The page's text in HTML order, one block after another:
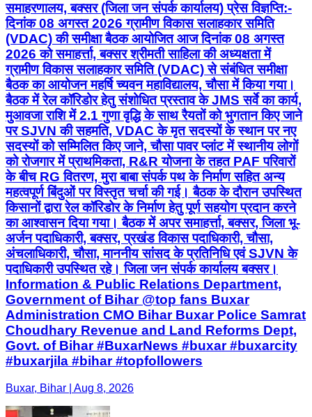
समाहरणालय, बक्सर (जिला जन संपर्क कार्यालय) प्रेस विज्ञप्ति:-
दिनांक 08 अगस्त 2026 ग्रामीण विकास सलाहकार समिति
(VDAC) की समीक्षा बैठक आयोजित आज दिनांक 08 अगस्त
2026 को समाहर्त्ता, बक्सर श्रीमती साहिला की अध्यक्षता में
ग्रामीण विकास सलाहकार समिति (VDAC) से संबंधित समीक्षा
बैठक का आयोजन महर्षि च्यवन महाविद्यालय, चौसा में किया गया।
बैठक में रेल कॉरिडोर हेतु संशोधित प्रस्ताव के JMS सर्वे का कार्य,
मुआवजा राशि में 2.1 गुणा वृद्धि के साथ रैयतों को भुगतान किए जाने
पर SJVN की सहमति, VDAC के मृत सदस्यों के स्थान पर नए
सदस्यों को सम्मिलित किए जाने, चौसा पावर प्लांट में स्थानीय लोगों
को रोजगार में प्राथमिकता, R&R योजना के तहत PAF परिवारों
के बीच RG वितरण, मुरा बाबा संपर्क पथ के निर्माण सहित अन्य
महत्वपूर्ण बिंदुओं पर विस्तृत चर्चा की गई। बैठक के दौरान उपस्थित
किसानों द्वारा रेल कॉरिडोर के निर्माण हेतु पूर्ण सहयोग प्रदान करने
का आश्वासन दिया गया। बैठक में अपर समाहर्त्ता, बक्सर, जिला भू-
अर्जन पदाधिकारी, बक्सर, प्रखंड विकास पदाधिकारी, चौसा,
अंचलाधिकारी, चौसा, माननीय सांसद के प्रतिनिधि एवं SJVN के
पदाधिकारी उपस्थित रहे। जिला जन संपर्क कार्यालय बक्सर।
Information & Public Relations Department,
Government of Bihar @top fans Buxar
Administration CMO Bihar Buxar Police Samrat
Choudhary Revenue and Land Reforms Dept,
Govt. of Bihar #BuxarNews #buxar #buxarcity
#buxarjila #bihar #topfollowers
Buxar, Bihar | Aug 8, 2026